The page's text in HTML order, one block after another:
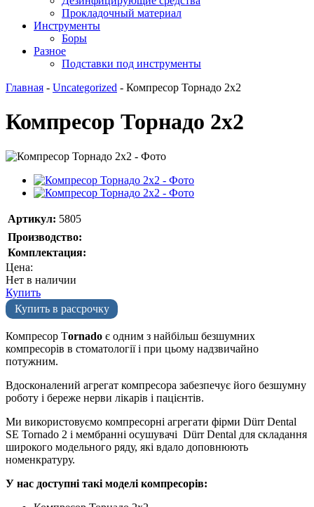
Прокладочный материал
Инструменты
Боры
Разное
Подставки под инструменты
Главная - Uncategorized - Компресор Торнадо 2х2
Компресор Торнадо 2х2
Артикул: 5805
Производство:
Комплектация:
Цена:
Нет в наличии
Купить
Купить в рассрочку
Компресор Tornado є одним з найбільш безшумних
компресорів в стоматології і при цьому надзвичайно
потужним.
Вдосконалений агрегат компресора забезпечує його безшумну
роботу і береже нерви лікарів і пацієнтів.
Ми використовуємо компресорні агрегати фірми Dürr Dental
SE Tornadо 2 і мембранні осушувачі Dürr Dental для складання
широкого модельного ряду, які вдало доповнюють
номенкратуру.
У нас доступні такі моделі компресорів: